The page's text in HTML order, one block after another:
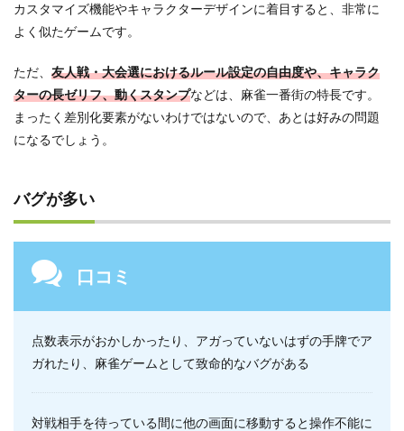
カスタマイズ機能やキャラクターデザインに着目すると、非常に
よく似たゲームです。
ただ、 友人戦・大会選におけるルール設定の自由度や、キャラク
ターの長ゼリフ、動くスタンプなどは、麻雀一番街の特長です。
まったく差別化要素がないわけではないので、あとは好みの問題
になるでしょう。
バグが多い
口コミ
点数表示がおかしかったり、アガっていないはずの手牌でア
ガれたり、麻雀ゲームとして致命的なバグがある
対戦相手を待っている間に他の画面に移動すると操作不能に